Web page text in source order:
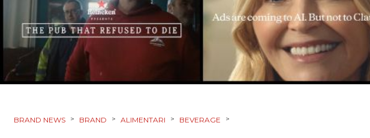
CINEMA
DIGITALE
EDITORIA
BRAND NEWS > BRAND > ALIMENTARI > BEVERAGE >